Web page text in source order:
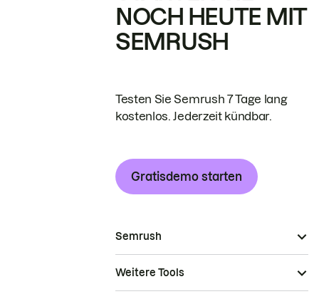
NOCH HEUTE MIT
SEMRUSH
Testen Sie Semrush 7 Tage lang
kostenlos. Jederzeit kündbar.
Gratisdemo starten
Semrush
Weitere Tools